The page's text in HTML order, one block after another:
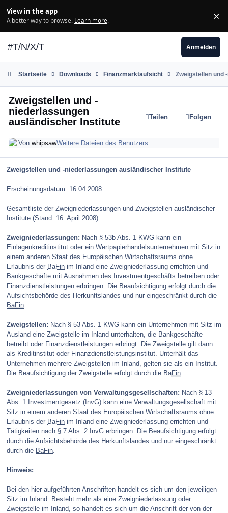
View in the app
A better way to browse. Learn more. ×
#T/N/X/T Anmelden
Startseite Downloads Finanzmarktaufsicht Zweigstellen und
Zweigstellen und -
niederlassungen
ausländischer Institute
Teilen Folgen
VonwhipsawWeitere Dateien des Benutzers
Zweigstellen und -niederlassungen ausländischer Institute
Erscheinungsdatum: 16.04.2008
Gesamtliste der Zweigniederlassungen und Zweigstellen ausländischer
Institute (Stand: 16. April 2008).
Zweigniederlassungen: Nach § 53b Abs. 1 KWG kann ein
Einlagenkreditinstitut oder ein Wertpapierhandelsunternehmen mit Sitz in
einem anderen Staat des Europäischen Wirtschaftsraums ohne
Erlaubnis der BaFin im Inland eine Zweigniederlassung errichten und
Bankgeschäfte mit Ausnahmen des Investmentgeschäfts betreiben oder
Finanzdienstleistungen erbringen. Die Beaufsichtigung erfolgt durch die
Aufsichtsbehörde des Herkunftslandes und nur eingeschränkt durch die
BaFin
Zweigstellen: Nach § 53 Abs. 1 KWG kann ein Unternehmen mit Sitz im
Ausland eine Zweigstelle im Inland unterhalten, die Bankgeschäfte
betreibt oder Finanzdienstleistungen erbringt. Die Zweigstelle gilt dann
als Kreditinstitut oder Finanzdienstleistungsinstitut. Unterhält das
Unternehmen mehrere Zweigstellen im Inland, gelten sie als ein Institut.
Die Beaufsichtigung der Zweigstelle erfolgt durch die BaFin
Zweigniederlassungen von Verwaltungsgesellschaften: Nach § 13
Abs. 1 Investmentgesetz (InvG) kann eine Verwaltungsgesellschaft mit
Sitz in einem anderen Staat des Europäischen Wirtschaftsraums ohne
Erlaubnis der BaFin im Inland eine Zweigniederlassung errichten und
Tätigkeiten nach § 7 Abs. 2 InvG erbringen. Die Beaufsichtigung erfolgt
durch die Aufsichtsbehörde des Herkunftslandes und nur eingeschränkt
durch die BaFin
Hinweis:
Bei den hier aufgeführten Anschriften handelt es sich um den jeweiligen
Sitz im Inland. Besteht mehr als eine Zweigniederlassung oder
Zweigstelle im Inland, so handelt es sich um die Anschrift der von der